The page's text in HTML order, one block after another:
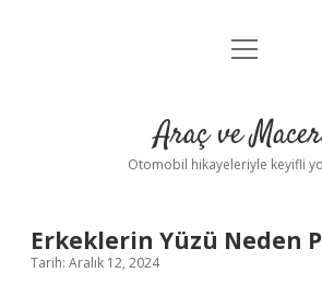
Anasayfa
Yasal Uyarı
menüyü
Araç ve
Otomobil hikayeleriyle keyifli
Erkeklerin Yüzü Neden
Tarih: Aralık 12, 2024